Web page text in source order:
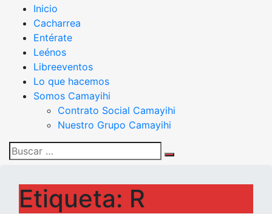
Grupo de Software
Libre de Cúcuta –
Camayihi
Comunidad de Software Libre de Cúcuta
Inicio
Cacharrea
Entérate
Leénos
Libreeventos
Lo que hacemos
Somos Camayihi
Contrato Social Camayihi
Nuestro Grupo Camayihi
Search
for:
Etiqueta: R